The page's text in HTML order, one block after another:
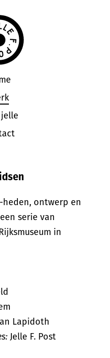
heden, ontwerp en
serie van
in
Lapidoth
Jelle F. Post